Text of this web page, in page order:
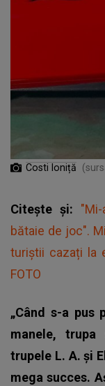
Costi Ioniță
Citește și:
bătaie de joc".
turiștii cazați la
FOTO
„Când s-a pus
manele,
trupele L. A. şi
mega succes.